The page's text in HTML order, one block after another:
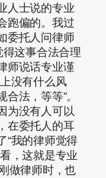
人士说的专业
跑偏的。我过
委托人问律师
得这事合法合理
师说话专业谨
没有什么风
法，等等”。
为没有人可以
在委托人的耳
“我的律师觉得
，这就是专业
做律师时，也